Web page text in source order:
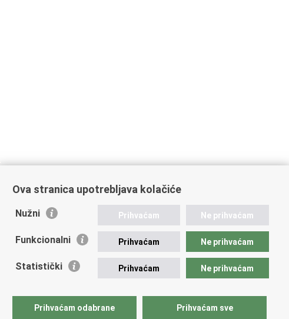
Ova stranica upotrebljava kolačiće
Nužni Prihvaćam Ne prihvaćam
Funkcionalni Prihvaćam Ne prihvaćam
Statistički Prihvaćam Ne prihvaćam
Prihvaćam odabrane Prihvaćam sve